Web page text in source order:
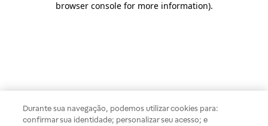
browser console for more information).
Durante sua navegação, podemos utilizar cookies para:
confirmar sua identidade; personalizar seu acesso; e